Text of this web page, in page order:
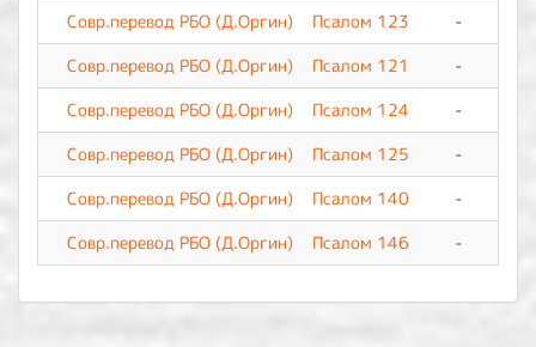
Совр.перевод РБО (Д.Оргин)
Псалом 123 -
Совр.перевод РБО (Д.Оргин)
Псалом 121 -
Совр.перевод РБО (Д.Оргин)
Псалом 124 -
Совр.перевод РБО (Д.Оргин)
Псалом 125 -
Совр.перевод РБО (Д.Оргин)
Псалом 140 -
Совр.перевод РБО (Д.Оргин)
Псалом 146 -